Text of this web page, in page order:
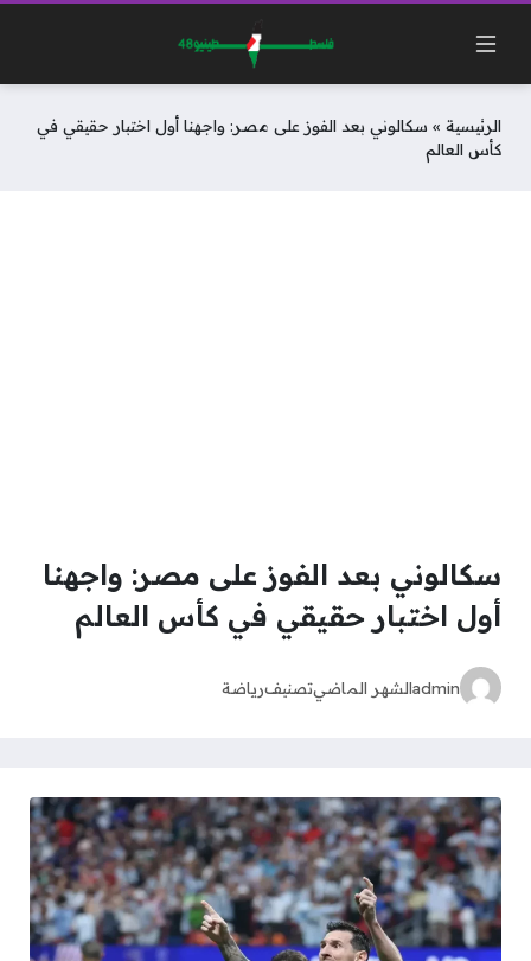
الرئيسية » سكالوني بعد الفوز على مصر: واجهنا أول اختبار حقيقي في
كأس العالم
سكالوني بعد الفوز على مصر: واجهنا
أول اختبار حقيقي في كأس العالم
adminالشهر الماضيتصنيفرياضة